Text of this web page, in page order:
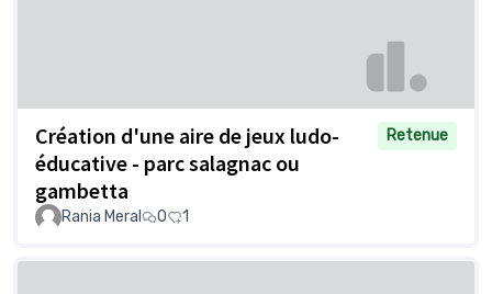
Création d'une aire de jeux ludo-
éducative - parc salagnac ou
gambetta
Retenue
Rania Meral 0 1